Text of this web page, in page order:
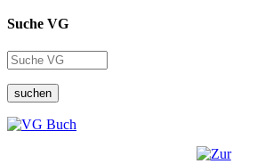
Suche VG
suchen